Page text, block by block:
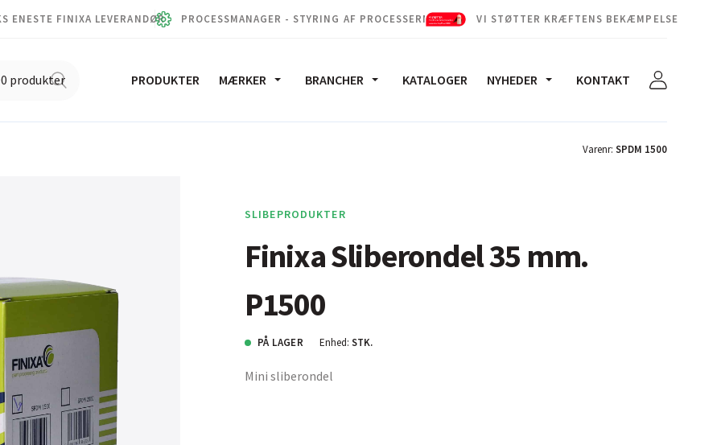
ENESTE FINIXA LEVERANDØR PROCESSMANAGER - STYRING AF PROCESSERNE VI STØTTER KRÆFTENS BEKÆMPELSE
PRODUKTER MÆRKER BRANCHER KATALOGER NYHEDER KONTAKT
Varenr: SPDM 1500
SLIBEPRODUKTER
Finixa Sliberondel 35 mm.
P1500
PÅ LAGER Enhed: STK.
Mini sliberondel